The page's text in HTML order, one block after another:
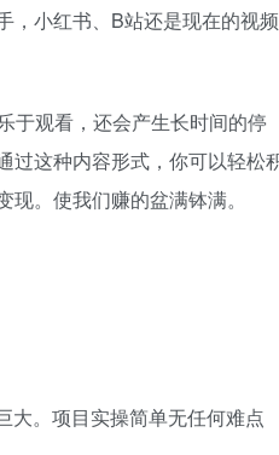
，小红书、B站还是现在的视频
于观看，还会产生长时间的停
过这种内容形式，你可以轻松
。使我们赚的盆满钵满。
大。项目实操简单无任何难点